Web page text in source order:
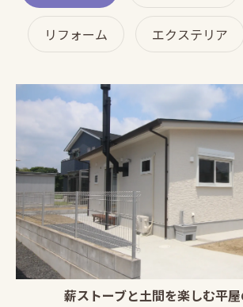
リフォーム エクステリア
薪ストーブと土間を楽しむ平